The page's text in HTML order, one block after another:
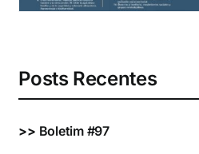
Posts Recentes
>> Boletim #97